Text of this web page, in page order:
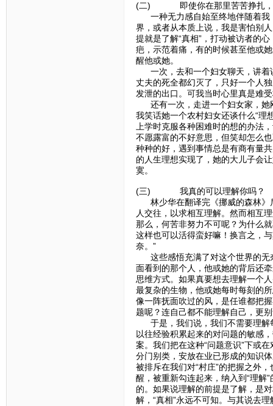
(二) 即使你在那里苦苦挣扎，
一种无力感自始至终地伴随着我
界，或者从本质上说，我是害怕别
提就是了解“真相”，打动被访者的
疤，示范着痛，有的时候甚至他或
醒他或她。
一次，去和一个妇女聊天，讲着
丈夫的死全都幻灭了，只好一个人
发泄的出口。可我当时心里真是难
还有一次，走进一个妇女家，她
我笑话她一个农村妇女还谈什么“理
上学时克服各种困难时的想的办法
不愿露富的不好意思，但笑却怎么
种种的好，遇到事情总是有商有量
的人生理想实现了，她的大儿子会
寞。
(三) 我真的可以理解你吗？
林少华在翻译完《挪威的森林》
人交往，以求相互理解。然而相互
那么，何苦非努力不可呢？为什么
这样也可以活得蛮好嘛！换言之，
奈。”
这些感悟充满了对这个世界的无
面看到的那个人，他或她的背后还
思维方式。如果真要想去理解一个
最复杂的生物，他或她每时每刻的
像一阵抚面吹过的风，是任谁都把
题呢？连自己都不能理解自己，更
于是，我们说，我们不需要理解
以往经验积累起来的对问题的敏感
案。我们把在这种“问题意识”下或
分门别类，安放在业已形成的知识
被排斥在我们对“村庄”的把握之外
醒，被重新勾连起来，纳入到“理解
的。如果说理解的前提是了解，是
解，“真相”永远不可知。与其说去